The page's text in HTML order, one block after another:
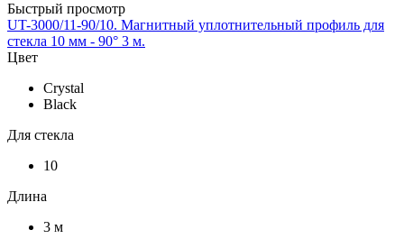
Быстрый просмотр
UT-3000/11-90/10. Магнитный уплотнительный профиль для
стекла 10 мм - 90° 3 м.
Цвет
Crystal
Black
Для стекла
10
Длина
3 м